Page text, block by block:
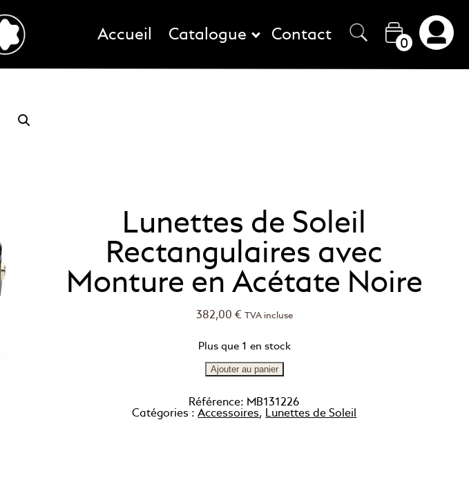
Accueil Catalogue Contact
0
Lunettes de Soleil
Rectangulaires avec
Monture en Acétate Noire
382,00 € TVA incluse
Plus que 1 en stock
Ajouter au panier
Référence: MB131226
Catégories :Accessoires, Lunettes de Soleil